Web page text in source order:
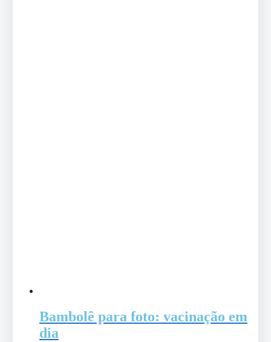
Bambolê para foto: vacinação em
dia